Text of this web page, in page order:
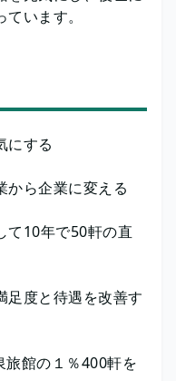
います。
にする
から企業に変える
て10年で50軒の直
足度と待遇を改善す
旅館の１％400軒を